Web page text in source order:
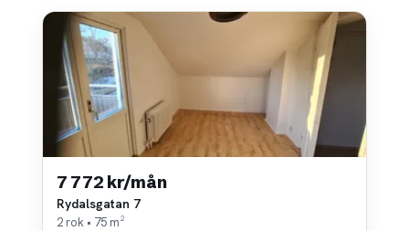
7 772 kr/mån
Rydalsgatan 7
2 rok • 75 m²